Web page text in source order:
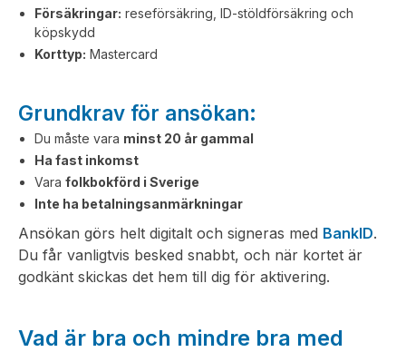
Försäkringar: reseförsäkring, ID-stöldförsäkring och
köpskydd
Korttyp: Mastercard
Grundkrav för ansökan:
Du måste vara minst 20 år gammal
Ha fast inkomst
Vara folkbokförd i Sverige
Inte ha betalningsanmärkningar
Ansökan görs helt digitalt och signeras med BankID.
Du får vanligtvis besked snabbt, och när kortet är
godkänt skickas det hem till dig för aktivering.
Vad är bra och mindre bra med